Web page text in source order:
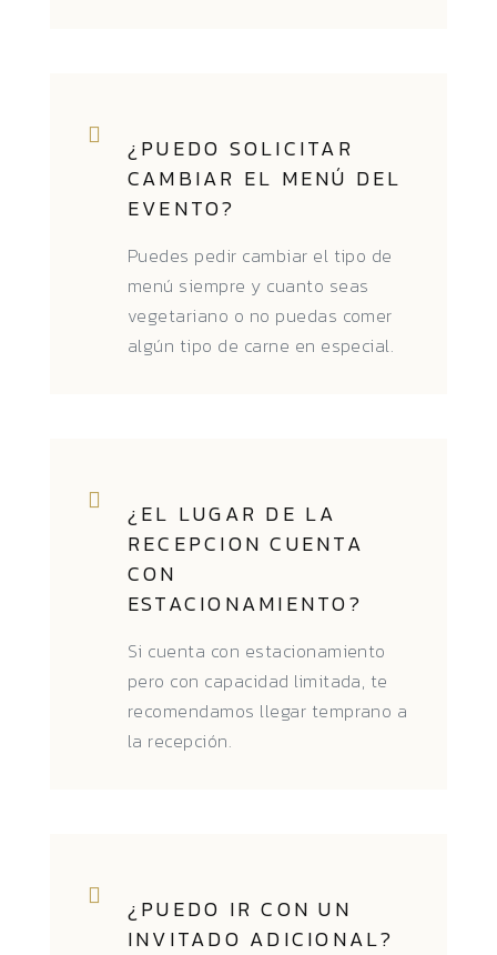
¿PUEDO SOLICITAR
CAMBIAR EL MENÚ DEL
EVENTO?
Puedes pedir cambiar el tipo de
menú siempre y cuanto seas
vegetariano o no puedas comer
algún tipo de carne en especial.
¿EL LUGAR DE LA
RECEPCION CUENTA
CON
ESTACIONAMIENTO?
Si cuenta con estacionamiento
pero con capacidad limitada, te
recomendamos llegar temprano a
la recepción.
¿PUEDO IR CON UN
INVITADO ADICIONAL?